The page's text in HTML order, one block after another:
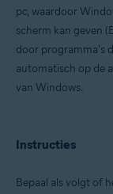
Avast Free
Microsoft
Microsoft
Enterprise /
pc, waardoor
scherm kan geven
door programma's
automatisch op de
van Windows.
Instructies
Bepaal als volgt of